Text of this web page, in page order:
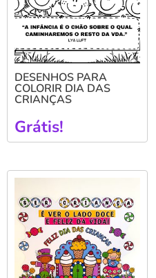
DESENHOS PARA
COLORIR DIA DAS
CRIANÇAS
Grátis!